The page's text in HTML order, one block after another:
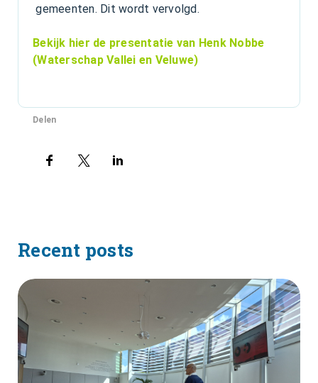
gemeenten. Dit wordt vervolgd.
Bekijk hier de presentatie van Henk Nobbe
(Waterschap Vallei en Veluwe)
Delen
Recent posts